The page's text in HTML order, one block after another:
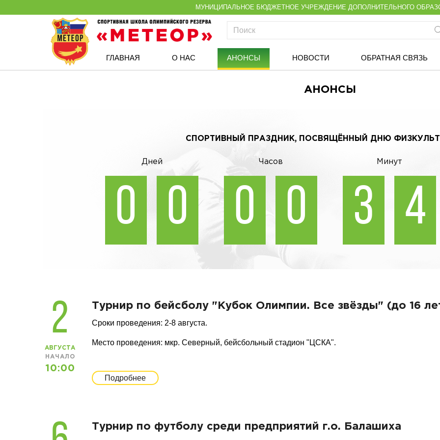
МУНИЦИПАЛЬНОЕ БЮДЖЕТНОЕ УЧРЕЖДЕНИЕ ДОПОЛНИТЕЛЬНОГО
ГЛАВНАЯ О НАС АНОНСЫ НОВОСТИ ОБРАТНАЯ СВЯЗЬ
АНОНСЫ
СПОРТИВНЫЙ ПРАЗДНИК, ПОСВЯЩЁННЫЙ ДНЮ
Дней
0 0
Часов
0 0
Минут
3 4
2
АВГУСТА
НАЧАЛО
10:00
Турнир по бейсболу "Кубок Олимпии. Все звёзды" (до 16
Сроки проведения: 2-8 августа.
Место проведения: мкр. Северный, бейсбольный стадион "ЦСКА".
Подробнее
Турнир по футболу среди предприятий г.о. Балашиха